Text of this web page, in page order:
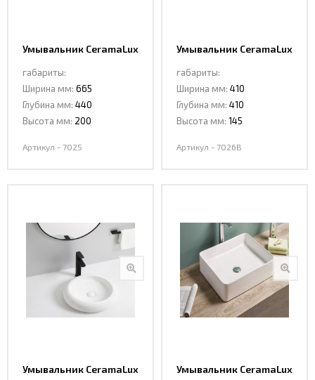
Умывальник CeramaLux
габариты:
Ширина мм: 665
Глубина мм: 440
Высота мм: 200
Артикул - 7025
Умывальник CeramaLux
габариты:
Ширина мм: 410
Глубина мм: 410
Высота мм: 145
Артикул - 7026B
Умывальник CeramaLux
Умывальник CeramaLux